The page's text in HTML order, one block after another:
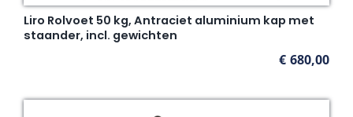
Liro Rolvoet 50 kg, Antraciet aluminium kap met
staander, incl. gewichten
€ 680,00